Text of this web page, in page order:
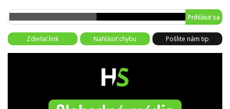
Prihlásiť sa
Zdieľať link Nahlásiť chybu Pošlite nám tip